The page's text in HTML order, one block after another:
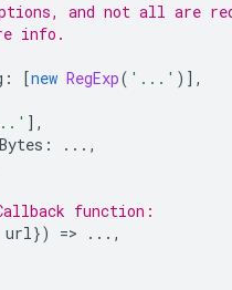
and not all are
info.
: [new RegExp( '...' )],
],
:
...,
function:
url}) =>
...,